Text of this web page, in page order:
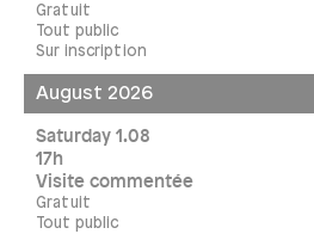
Gratuit
Tout public
Sur inscription
August 2026
Saturday 1.08
17h
Visite commentée
Gratuit
Tout public